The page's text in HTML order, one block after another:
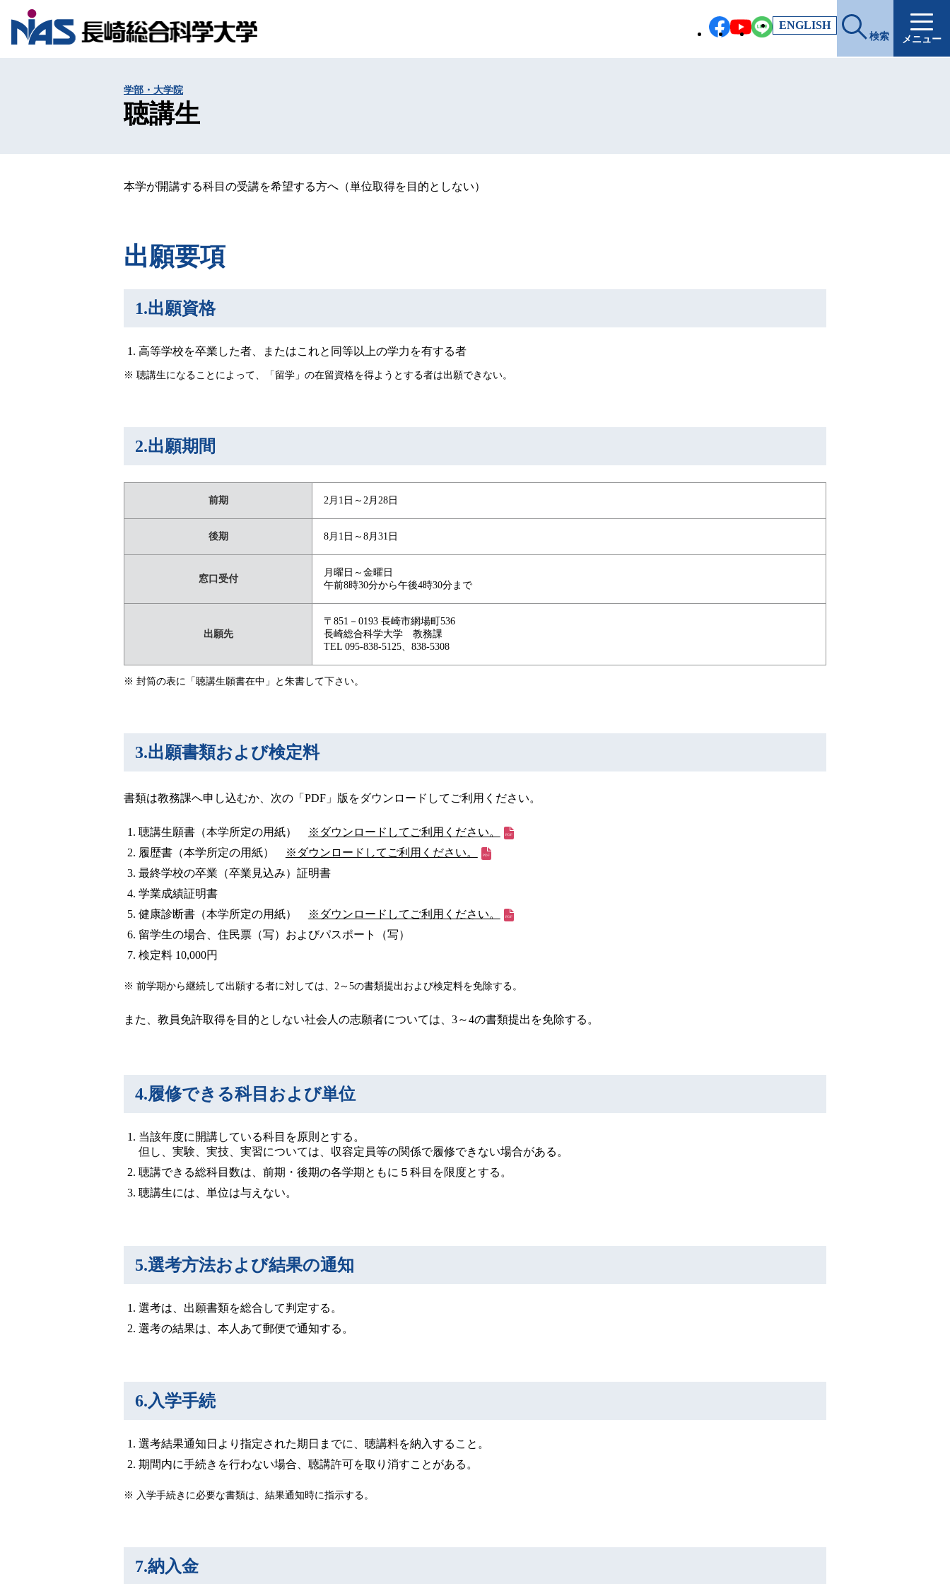
ENGLISH
検索 メニュー
学部・大学院
聴講生
本学が開講する科目の受講を希望する方へ（単位取得を目的としない）
出願要項
1.出願資格
高等学校を卒業した者、またはこれと同等以上の学力を有する者
聴講生になることによって、「留学」の在留資格を得ようとする者は出願できない。
2.出願期間
前期 2月1日～2月28日
後期 8月1日～8月31日
窓口受付
月曜日～金曜日
午前8時30分から午後4時30分まで
出願先
〒851－0193 長崎市網場町536
長崎総合科学大学 教務課
TEL 095-838-5125、838-5308
封筒の表に「聴講生願書在中」と朱書して下さい。
3.出願書類および検定料
書類は教務課へ申し込むか、次の「PDF」版をダウンロードしてご利用ください。
聴講生願書（本学所定の用紙）
※ダウンロードしてご利用ください。
履歴書（本学所定の用紙）
※ダウンロードしてご利用ください。
最終学校の卒業（卒業見込み）証明書
学業成績証明書
健康診断書（本学所定の用紙）
※ダウンロードしてご利用ください。
留学生の場合、住民票（写）およびパスポート（写）
検定料 10,000円
前学期から継続して出願する者に対しては、2～5の書類提出および検定料を免除する。
また、教員免許取得を目的としない社会人の志願者については、3～4の書類提出を免除する。
4.履修できる科目および単位
当該年度に開講している科目を原則とする。
但し、実験、実技、実習については、収容定員等の関係で履修できない場合がある。
聴講できる総科目数は、前期・後期の各学期ともに５科目を限度とする。
聴講生には、単位は与えない。
5.選考方法および結果の通知
選考は、出願書類を総合して判定する。
選考の結果は、本人あて郵便で通知する。
6.入学手続
選考結果通知日より指定された期日までに、聴講料を納入すること。
期間内に手続きを行わない場合、聴講許可を取り消すことがある。
入学手続きに必要な書類は、結果通知時に指示する。
7.納入金